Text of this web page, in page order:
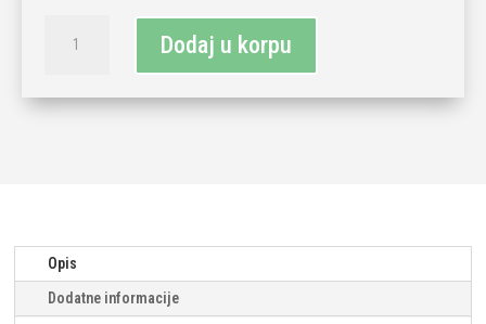
svjetiljka
količina
Dodaj u korpu
Opis
Dodatne informacije